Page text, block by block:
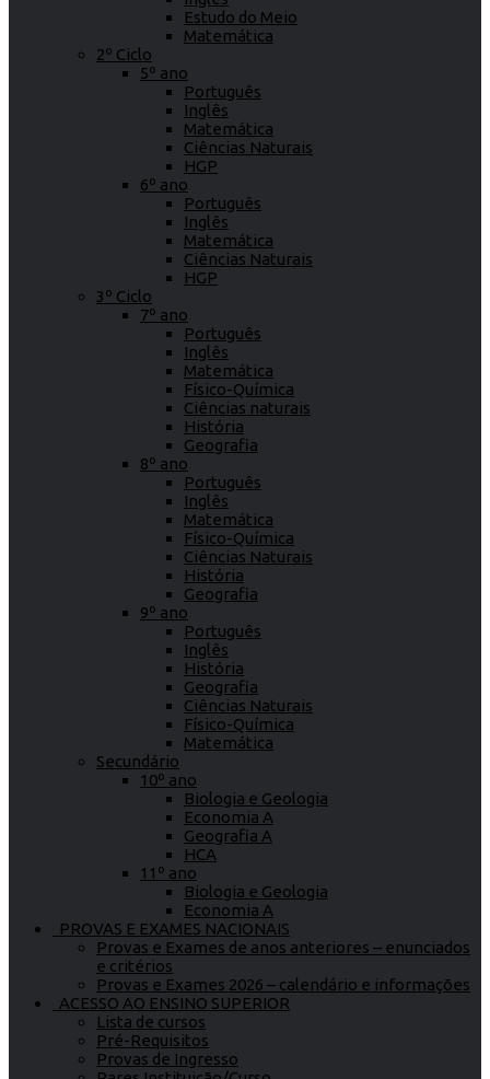
Estudo do Meio
Matemática
2º Ciclo
5º ano
Português
Inglês
Matemática
Ciências Naturais
HGP
6º ano
Português
Inglês
Matemática
Ciências Naturais
HGP
3º Ciclo
7º ano
Português
Inglês
Matemática
Físico-Química
Ciências naturais
História
Geografia
8º ano
Português
Inglês
Matemática
Físico-Química
Ciências Naturais
História
Geografia
9º ano
Português
Inglês
História
Geografia
Ciências Naturais
Físico-Química
Matemática
Secundário
10º ano
Biologia e Geologia
Economia A
Geografia A
HCA
11º ano
Biologia e Geologia
Economia A
PROVAS E EXAMES NACIONAIS
Provas e Exames de anos anteriores – enunciados
e critérios
Provas e Exames 2026 – calendário e informações
ACESSO AO ENSINO SUPERIOR
Lista de cursos
Pré-Requisitos
Provas de Ingresso